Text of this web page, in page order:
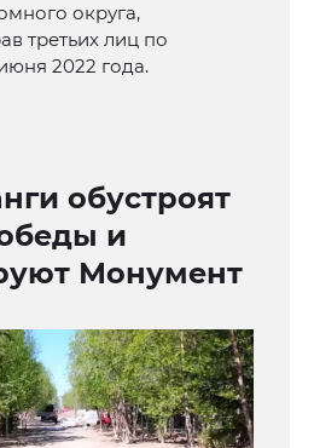
округа,
третьих лиц по
2022 года.
обустроят
и
Монумент